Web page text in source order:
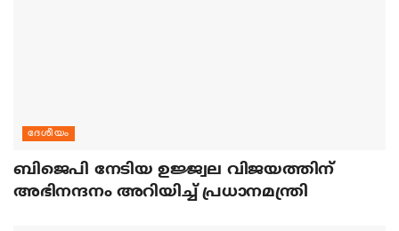
ദേശീയം
ബിജെപി നേടിയ ഉജ്ജ്വല വിജയത്തിന്
അഭിനന്ദനം അറിയിച്ച് പ്രധാനമന്ത്രി